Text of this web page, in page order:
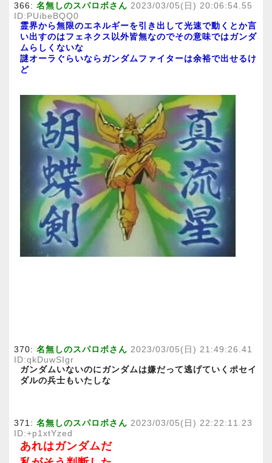
366: 名無しのスパロボさん 2023/03/05(日) 20:06:54.55
ID:PUibeBQQ0
霊界から無限のエネルギーを引き出して光速で動くとか言
い出すのはフェネクス以外皆無なのでその意味ではガンダ
ムらしくないな
謎オーラぐらいならガンダムファイターは余裕で出せるけ
ど
370: 名無しのスパロボさん 2023/03/05(日) 21:49:26.41
ID:qkDuwSIgr
ガンダムいないのにガンダムは嫌だって逃げていくポセイ
ダルの兵士もいたしな
371: 名無しのスパロボさん 2023/03/05(日) 22:22:11.23
ID:+p1xtYzed
あれはガンダムだ